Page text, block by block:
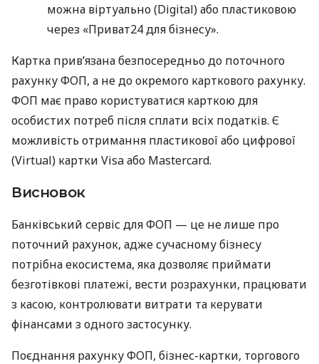
можна віртуально (Digital) або пластиковою
через «Приват24 для бізнесу».
Картка прив’язана безпосередньо до поточного
рахунку ФОП, а не до окремого карткового рахунку.
ФОП має право користуватися карткою для
особистих потреб після сплати всіх податків. Є
можливість отримання пластикової або цифрової
(Virtual) картки Visa або Mastercard.
Висновок
Банківський сервіс для ФОП — це не лише про
поточний рахунок, адже сучасному бізнесу
потрібна екосистема, яка дозволяє приймати
безготівкові платежі, вести розрахунки, працювати
з касою, контролювати витрати та керувати
фінансами з одного застосунку.
Поєднання рахунку ФОП, бізнес-картки, торгового